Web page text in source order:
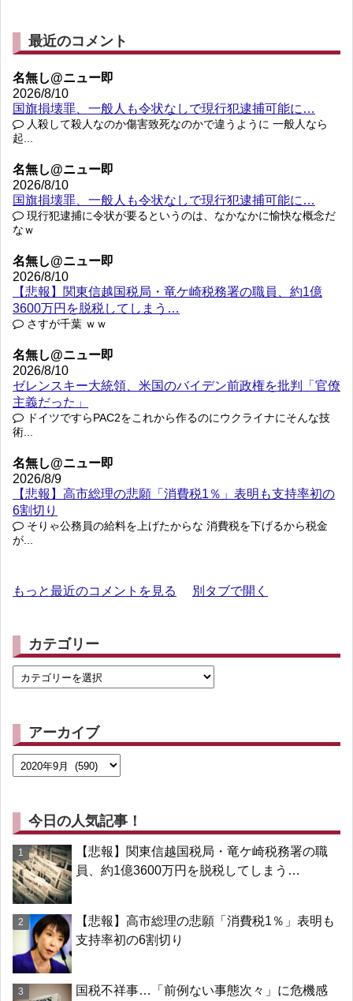
最近のコメント
名無し@ニュー即
2026/8/10
国旗損壊罪、一般人も令状なしで現行犯逮捕可能に…
人殺して殺人なのか傷害致死なのかで違うように 一般人なら
起...
名無し@ニュー即
2026/8/10
国旗損壊罪、一般人も令状なしで現行犯逮捕可能に…
現行犯逮捕に令状が要るというのは、なかなかに愉快な概念だ
なｗ
名無し@ニュー即
2026/8/10
【悲報】関東信越国税局・竜ケ崎税務署の職員、約1億
3600万円を脱税してしまう…
さすが千葉 ｗｗ
名無し@ニュー即
2026/8/10
ゼレンスキー大統領、米国のバイデン前政権を批判「官僚
主義だった」
ドイツですらPAC2をこれから作るのにウクライナにそんな技
術...
名無し@ニュー即
2026/8/9
【悲報】高市総理の悲願「消費税1％」表明も支持率初の
6割切り
そりゃ公務員の給料を上げたからな 消費税を下げるから税金
が...
もっと最近のコメントを見る 別タブで開く
カテゴリー
アーカイブ
今日の人気記事！
【悲報】関東信越国税局・竜ケ崎税務署の職
員、約1億3600万円を脱税してしまう…
【悲報】高市総理の悲願「消費税1％」表明も
支持率初の6割切り
国税不祥事…「前例ない事態次々」に危機感